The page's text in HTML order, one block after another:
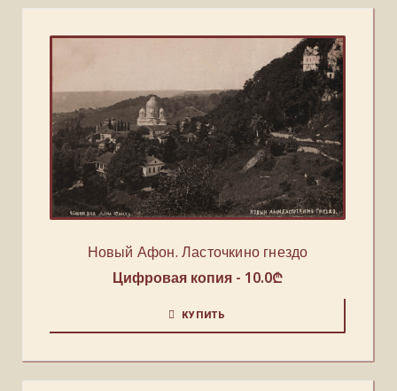
Новый Афон. Ласточкино гнездо
Цифровая копия - 10.0₾
КУПИТЬ